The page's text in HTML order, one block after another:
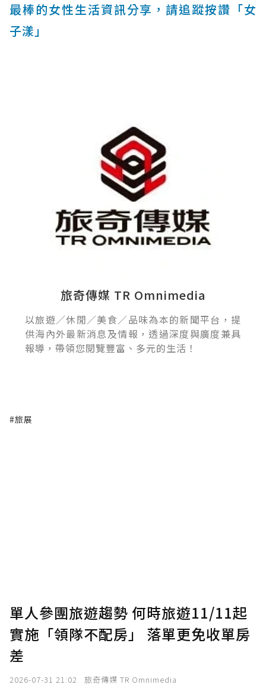
最棒的女性生活資訊分享，請追蹤按讚「女
子漾」
旅奇傳媒 TR Omnimedia
以旅遊／休閒／美食／品味為本的新聞平台，提
供海內外最新消息及情報，透過深度與廣度兼具
報導，帶領您閱覽豐富、多元的生活！
#旅展
單人參團旅遊趨勢 何時旅遊11/11起
實施「領隊不配房」 落單更免收單房
差
2026-07-31 21:02 旅奇傳媒 TR Omnimedia